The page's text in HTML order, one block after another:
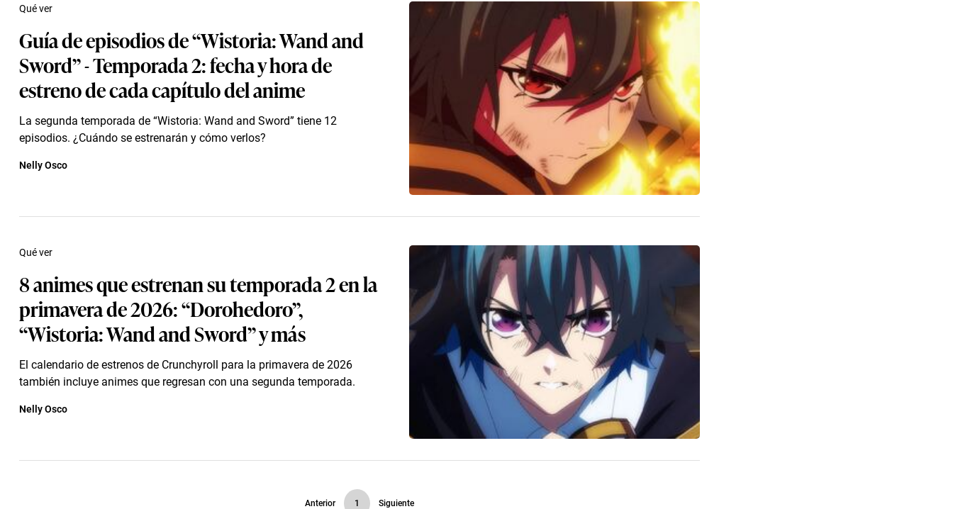
Guía de episodios de “Wistoria: Wand and
Sword” - Temporada 2: fecha y hora de
estreno de cada capítulo del anime
La segunda temporada de “Wistoria: Wand and Sword” tiene 12
episodios. ¿Cuándo se estrenarán y cómo verlos?
Qué ver
Nelly Osco
8 animes que estrenan su temporada 2 en la
primavera de 2026: “Dorohedoro”,
“Wistoria: Wand and Sword” y más
El calendario de estrenos de Crunchyroll para la primavera de 2026
también incluye animes que regresan con una segunda temporada.
Qué ver
Nelly Osco
Anterior 1 Siguiente